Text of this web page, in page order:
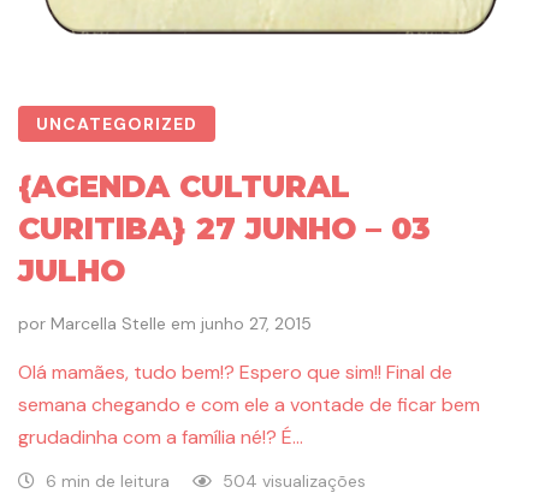
UNCATEGORIZED
{AGENDA CULTURAL
CURITIBA} 27 JUNHO – 03
JULHO
por Marcella Stelle em junho 27, 2015
Olá mamães, tudo bem!? Espero que sim!! Final de
semana chegando e com ele a vontade de ficar bem
grudadinha com a família né!? É…
6 min de leitura 504 visualizações